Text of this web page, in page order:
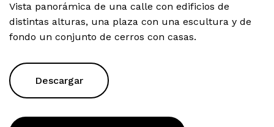
Vista panorámica de una calle con edificios de
distintas alturas, una plaza con una escultura y de
fondo un conjunto de cerros con casas.
Descargar